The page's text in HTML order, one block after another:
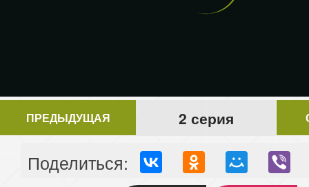
ПРЕДЫДУЩАЯ 2 серия
Поделиться: